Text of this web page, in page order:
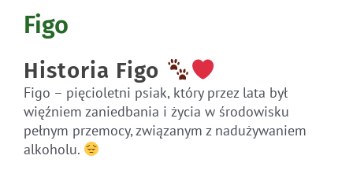
Figo
Historia Figo
Figo – pięcioletni psiak, który przez lata był
więźniem zaniedbania i życia w środowisku
pełnym przemocy, związanym z nadużywaniem
alkoholu.